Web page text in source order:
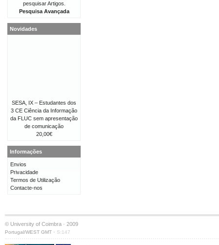
pesquisar Artigos.
Pesquisa Avançada
Novidades
SESA, IX – Estudantes dos
3 CE Ciência da Informação
da FLUC sem apresentação
de comunicação
20,00€
Informações
Envios
Privacidade
Termos de Utilização
Contacte-nos
© University of Coimbra · 2009
Portugal/WEST GMT · S:147